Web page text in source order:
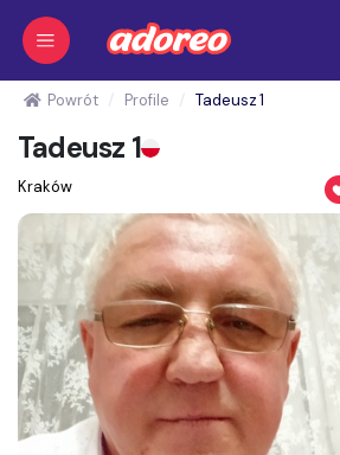
Powrót Profile Tadeusz 1
Tadeusz 1
Kraków